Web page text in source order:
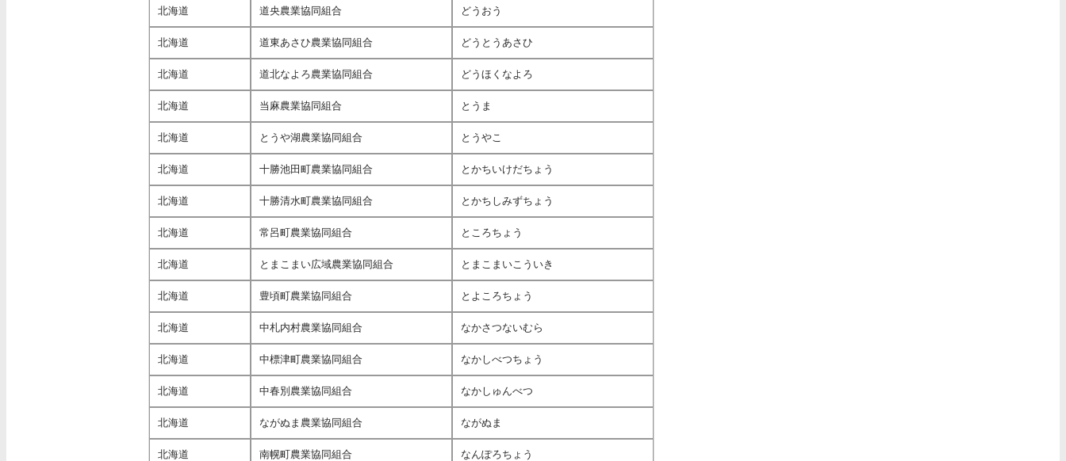
北海道 道央農業協同組合 どうおう
北海道 道東あさひ農業協同組合 どうとうあさひ
北海道 道北なよろ農業協同組合 どうほくなよろ
北海道 当麻農業協同組合 とうま
北海道 とうや湖農業協同組合 とうやこ
北海道 十勝池田町農業協同組合 とかちいけだちょう
北海道 十勝清水町農業協同組合 とかちしみずちょう
北海道 常呂町農業協同組合 ところちょう
北海道 とまこまい広域農業協同組合 とまこまいこういき
北海道 豊頃町農業協同組合 とよころちょう
北海道 中札内村農業協同組合 なかさつないむら
北海道 中標津町農業協同組合 なかしべつちょう
北海道 中春別農業協同組合 なかしゅんべつ
北海道 ながぬま農業協同組合 ながぬま
北海道 南幌町農業協同組合 なんぽろちょう